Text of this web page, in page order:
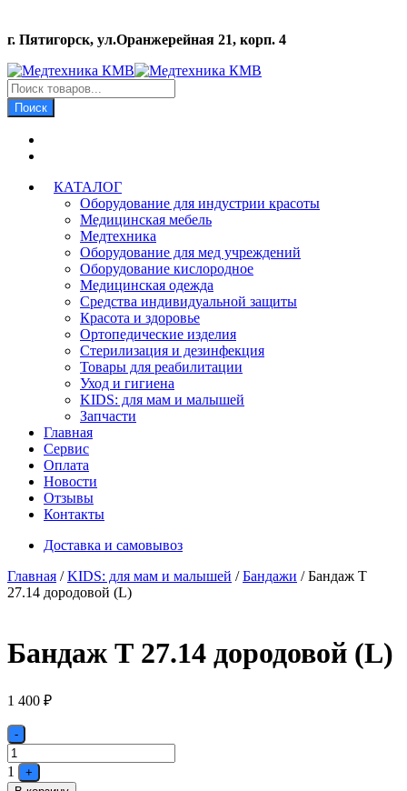
г. Пятигорск, ул.Оранжерейная 21, корп. 4
Поиск
товаров
Поиск
КАТАЛОГ
Оборудование для индустрии красоты
Медицинская мебель
Медтехника
Оборудование для мед учреждений
Оборудование кислородное
Медицинская одежда
Средства индивидуальной защиты
Красота и здоровье
Ортопедические изделия
Стерилизация и дезинфекция
Товары для реабилитации
Уход и гигиена
KIDS: для мам и малышей
Запчасти
Главная
Сервис
Оплата
Новости
Отзывы
Контакты
Доставка и самовывоз
Главная /KIDS: для мам и малышей /Бандажи / Бандаж Т
27.14 дородовой (L)
Бандаж Т 27.14 дородовой (L)
1 400 ₽
Quantity
-
1
+